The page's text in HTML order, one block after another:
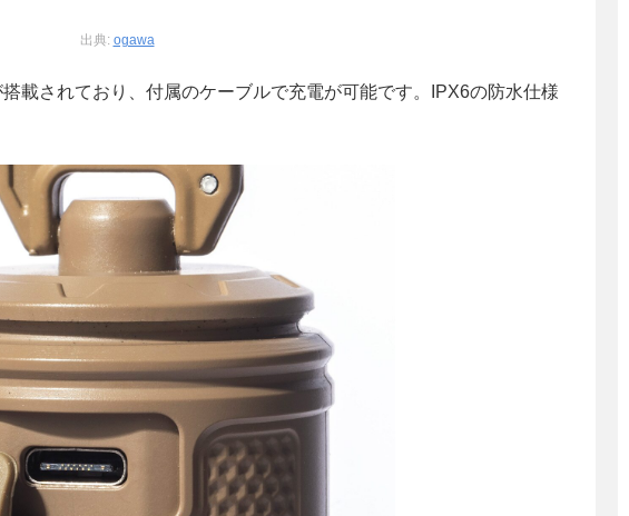
出典: ogawa
載されており、付属のケーブルで充電が可能です。IPX6の防水仕様